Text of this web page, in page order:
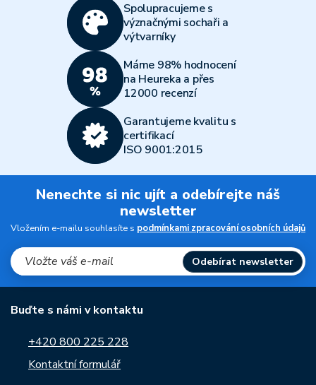
Spolupracujeme s
význačnými sochaři a
výtvarníky
Máme 98% hodnocení
na Heureka a přes
12000 recenzí
Garantujeme kvalitu s
certifikací
ISO 9001:2015
Nenechte si nic ujít a odebírejte náš
newsletter
Vložením e-mailu souhlasíte s podmínkami zpracování osobních údajů
Odebírat newsletter
Buďte s námi v kontaktu
+420 800 225 228
Kontaktní formulář